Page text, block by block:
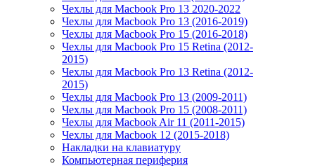
Чехлы для Macbook Pro 13 2020-2022
Чехлы для Macbook Pro 13 (2016-2019)
Чехлы для Macbook Pro 15 (2016-2018)
Чехлы для Macbook Pro 15 Retina (2012-
2015)
Чехлы для Macbook Pro 13 Retina (2012-
2015)
Чехлы для Macbook Pro 13 (2009-2011)
Чехлы для Macbook Pro 15 (2008-2011)
Чехлы для Macbook Air 11 (2011-2015)
Чехлы для Macbook 12 (2015-2018)
Накладки на клавиатуру
Компьютерная периферия